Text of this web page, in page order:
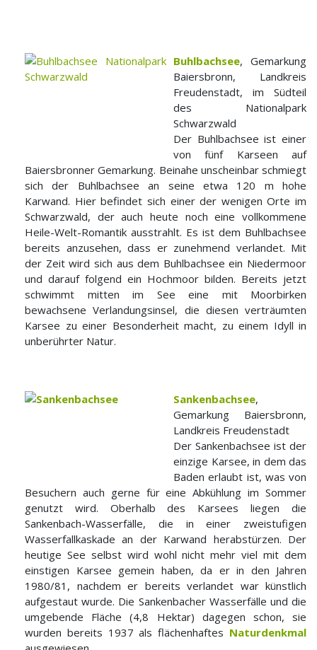
Buhlbachsee, Gemarkung
Baiersbronn, Landkreis
Freudenstadt, im Südteil
des Nationalpark
Schwarzwald
Der Buhlbachsee ist einer
von fünf Karseen auf
Baiersbronner Gemarkung. Beinahe unscheinbar schmiegt
sich der Buhlbachsee an seine etwa 120 m hohe
Karwand. Hier befindet sich einer der wenigen Orte im
Schwarzwald, der auch heute noch eine vollkommene
Heile-Welt-Romantik ausstrahlt. Es ist dem Buhlbachsee
bereits anzusehen, dass er zunehmend verlandet. Mit
der Zeit wird sich aus dem Buhlbachsee ein Niedermoor
und darauf folgend ein Hochmoor bilden. Bereits jetzt
schwimmt mitten im See eine mit Moorbirken
bewachsene Verlandungsinsel, die diesen verträumten
Karsee zu einer Besonderheit macht, zu einem Idyll in
unberührter Natur.
Sankenbachsee,
Gemarkung Baiersbronn,
Landkreis Freudenstadt
Der Sankenbachsee ist der
einzige Karsee, in dem das
Baden erlaubt ist, was von
Besuchern auch gerne für eine Abkühlung im Sommer
genutzt wird. Oberhalb des Karsees liegen die
Sankenbach-Wasserfälle, die in einer zweistufigen
Wasserfallkaskade an der Karwand herabstürzen. Der
heutige See selbst wird wohl nicht mehr viel mit dem
einstigen Karsee gemein haben, da er in den Jahren
1980/81, nachdem er bereits verlandet war künstlich
aufgestaut wurde. Die Sankenbacher Wasserfälle und die
umgebende Fläche (4,8 Hektar) dagegen schon, sie
wurden bereits 1937 als flächenhaftes Naturdenkmal